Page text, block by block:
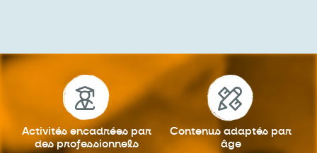
Activités encadrées par
des professionnels
Contenus adaptés par
âge